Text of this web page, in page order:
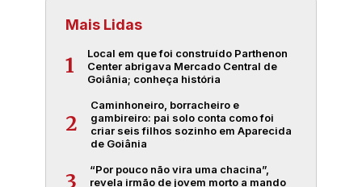
Mais Lidas
1
Local em que foi construído Parthenon
Center abrigava Mercado Central de
Goiânia; conheça história
2
Caminhoneiro, borracheiro e
gambireiro: pai solo conta como foi
criar seis filhos sozinho em Aparecida
de Goiânia
3
“Por pouco não vira uma chacina”,
revela irmão de jovem morto a mando